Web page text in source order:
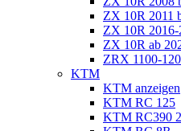
ZX 10R 2011
ZX 10R 2016-
ZX 10R ab
ZRX 1100-
KTM
KTM anzeigen
KTM RC 125
KTM RC390